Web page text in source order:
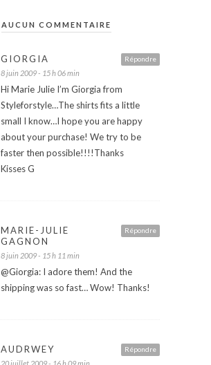
AUCUN COMMENTAIRE
Répondre
GIORGIA
8 juin 2009 - 15 h 06 min
Hi Marie Julie I’m Giorgia from
Styleforstyle…The shirts fits a little
small I know…I hope you are happy
about your purchase! We try to be
faster then possible!!!!Thanks
Kisses G
Répondre
MARIE-JULIE
GAGNON
8 juin 2009 - 15 h 11 min
@Giorgia: I adore them! And the
shipping was so fast… Wow! Thanks!
Répondre
AUDRWEY
20 juillet 2009 - 16 h 09 min